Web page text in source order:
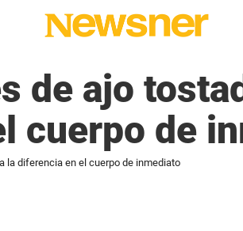
de ajo
cuerpo de
la diferencia en el cuerpo de inmediato